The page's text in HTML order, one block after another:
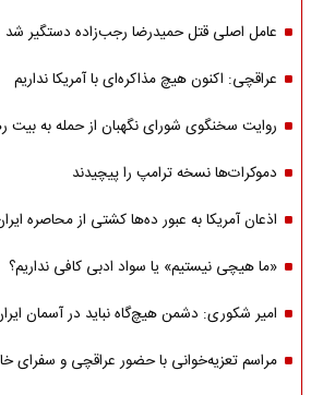
عامل اصلی قتل حمیدرضا رجب‌زاده دستگیر شد
عراقچی: اکنون هیچ مذاکره‌ای با آمریکا نداریم
روایت سخنگوی شورای نگهبان از حمله به بیت
دموکرات‌ها نسخه ترامپ را پیچیدند
اذعان آمریکا به عبور ده‌ها کشتی از محاصره
«ما هیچی نیستیم» یا سواد ادبی کافی نداریم؟
امیر شکوری: دشمن هیچ‌گاه نباید در آسمان
مراسم تعزیه‌خوانی با حضور عراقچی و سفرای